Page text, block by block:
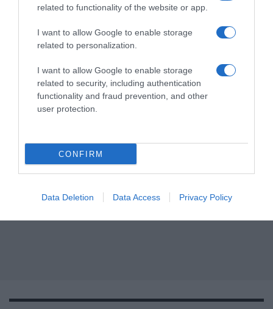
related to functionality of the website or app.
I want to allow Google to enable storage
related to personalization.
I want to allow Google to enable storage
related to security, including authentication
functionality and fraud prevention, and other
user protection.
CONFIRM
Data Deletion Data Access Privacy Policy